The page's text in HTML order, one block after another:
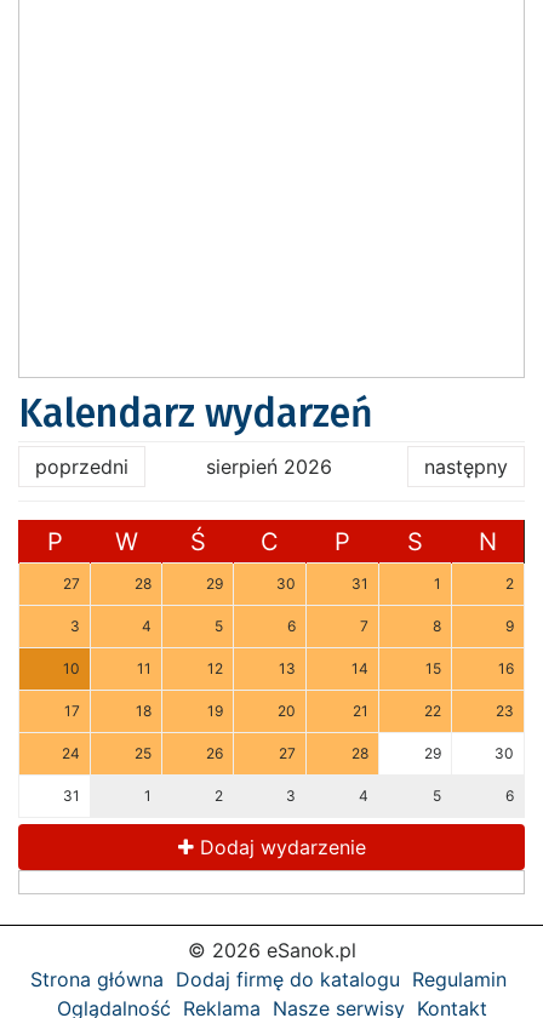
Kalendarz wydarzeń
poprzedni sierpień 2026 następny
P W Ś C P S N
27 28 29 30 31 1 2
3 4 5 6 7 8 9
10 11 12 13 14 15 16
17 18 19 20 21 22 23
24 25 26 27 28 29 30
31 1 2 3 4 5 6
Dodaj wydarzenie
© 2026 eSanok.pl
Strona główna Dodaj firmę do katalogu Regulamin
Oglądalność Reklama Nasze serwisy Kontakt